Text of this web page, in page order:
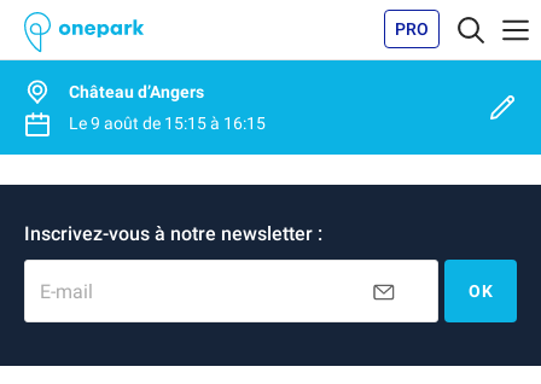
PRO
Château d’Angers
Le9 août de 15:15à 16:15
Inscrivez-vous à notre newsletter :
E-mail OK